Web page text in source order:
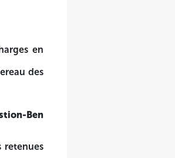
l’offre en TTC.
cacheté et signé par qui de
en
des
Ben
retenues